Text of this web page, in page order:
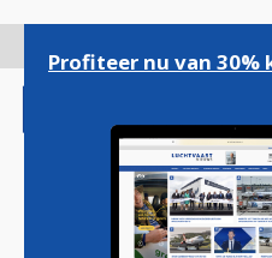
gaan
Profiteer nu van 30%